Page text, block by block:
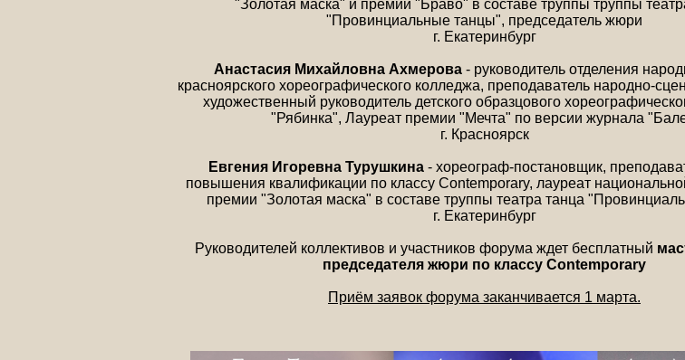
"Золотая маска" и премии "Браво" в составе труппы труппы
"Провинциальные танцы", председатель жюри
г. Екатеринбург
Анастасия Михайловна Ахмерова - руководитель отделения
красноярского хореографического колледжа, преподаватель народно-
художественный руководитель детского образцового
"Рябинка", Лауреат премии "Мечта" по версии журнала
г. Красноярск
Евгения Игоревна Турушкина - хореограф-постановщик,
повышения квалификации по классу Contemporary, лауреат
премии "Золотая маска" в составе труппы театра танца
г. Екатеринбург
Руководителей коллективов и участников форума ждет бесплатный
председателя жюри по классу Contemporary
Приём заявок форума заканчивается 1 марта.